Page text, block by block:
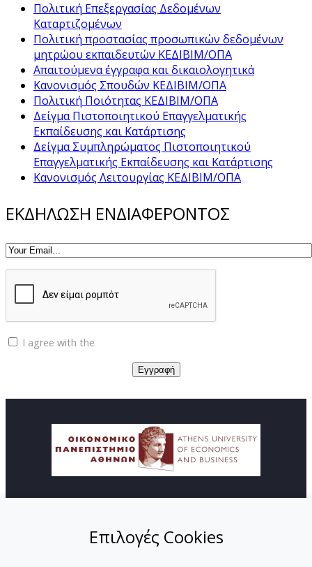
Πολιτική Επεξεργασίας Δεδομένων
Καταρτιζομένων
Πολιτική προστασίας προσωπικών δεδομένων
μητρώου εκπαιδευτών ΚΕΔΙΒΙΜ/ΟΠΑ
Απαιτούμενα έγγραφα και δικαιολογητικά
Κανονισμός Σπουδών ΚΕΔΙΒΙΜ/ΟΠΑ
Πολιτική Ποιότητας ΚΕΔΙΒΙΜ/ΟΠΑ
Δείγμα Πιστοποιητικού Επαγγελματικής
Εκπαίδευσης και Κατάρτισης
Δείγμα Συμπληρώματος Πιστοποιητικού
Επαγγελματικής Εκπαίδευσης και Κατάρτισης
Κανονισμός Λειτουργίας ΚΕΔΙΒΙΜ/ΟΠΑ
ΕΚΔΗΛΩΣΗ ΕΝΔΙΑΦΕΡΟΝΤΟΣ
I agree with the
Επιλογές Cookies